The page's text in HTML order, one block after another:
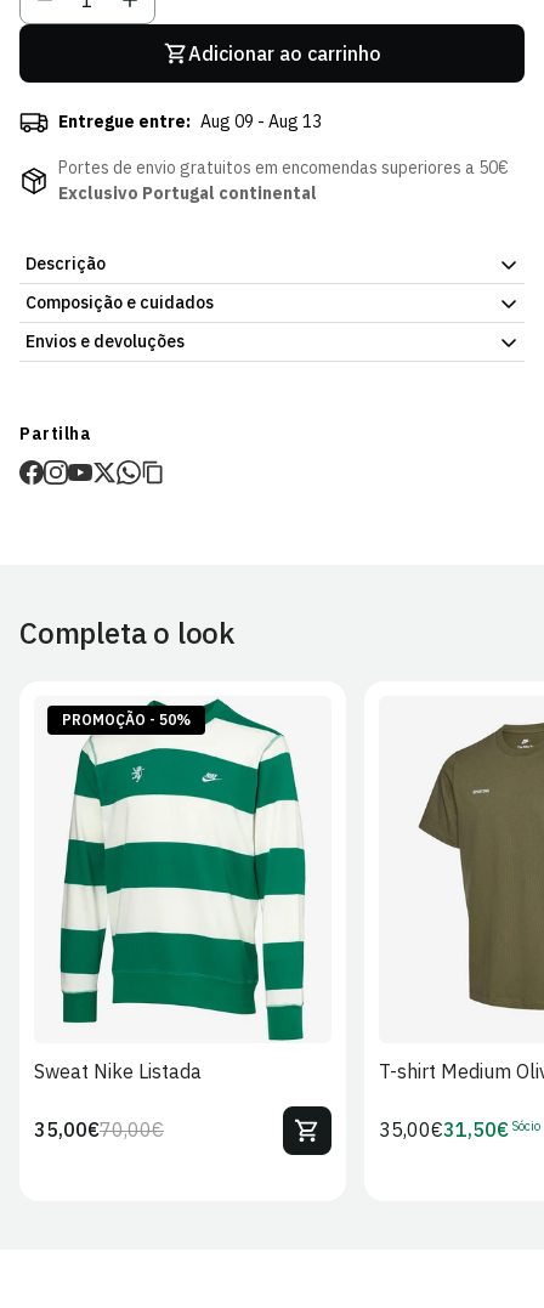
Adicionar ao carrinho
Entregue entre: Aug 09 - Aug 13
Portes de envio gratuitos em encomendas superiores a 50€
Exclusivo Portugal continental
Descrição
Pareo Missus Floral, com o emblema do Sporting Clube de
Portugal. Peça simples de integrar em qualquer divisão da casa.
Envio para Portugal e para o estrangeiro.
Composição e cuidados
Envios e devoluções
Prazo estimado de entrega varia consoante o destino e método
de envio.
Artigos personalizados não podem ser devolvidos.
de EnvioeDevoluções
Partilha
Completa o look
PROMOÇÃO - 50%
S XL 2XL
Sweat Nike Listada
Preço
70,00€Preço
35,00€
T-shirt Medium
Preço
35,00€Preço
31,50€ Sócio